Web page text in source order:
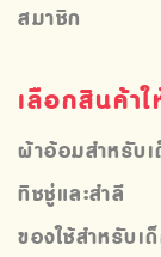
สมาชิก
เลือกสินค้า
ผ้าอ้อมสำหรับ
ทิชชู่และสำลี
ของใช้สำหรับเ